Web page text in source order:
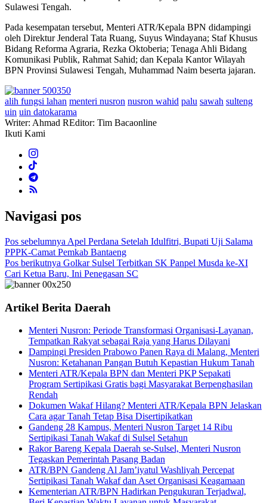
Sulawesi Tengah.
Pada kesempatan tersebut, Menteri ATR/Kepala BPN didampingi
oleh Direktur Jenderal Tata Ruang, Suyus Windayana; Staf Khusus
Bidang Reforma Agraria, Rezka Oktoberia; Tenaga Ahli Bidang
Komunikasi Publik, Rahmat Sahid; dan Kepala Kantor Wilayah
BPN Provinsi Sulawesi Tengah, Muhammad Naim beserta jajaran.
alih fungsi lahan menteri nusron nusron wahid palu sawah sulteng
uin uin datokarama
Writer: Ahmad REditor: Tim Bacaonline
Ikuti Kami
Navigasi pos
Pos sebelumnya Apel Perdana Setelah Idulfitri, Bupati Uji Salama
PPPK-Camat Pemkab Bantaeng
Pos berikutnya Golkar Sulsel Terbitkan SK Panpel Musda ke-XI
Cari Ketua Baru, Ini Penegasan SC
Artikel Berita Daerah
Menteri Nusron: Periode Transformasi Organisasi-Layanan,
Tempatkan Rakyat sebagai Raja yang Harus Dilayani
Dampingi Presiden Prabowo Panen Raya di Malang, Menteri
Nusron: Ketahanan Pangan Butuh Kepastian Hukum Tanah
Menteri ATR/Kepala BPN dan Menteri PKP Sepakati
Program Sertipikasi Gratis bagi Masyarakat Berpenghasilan
Rendah
Dokumen Wakaf Hilang? Menteri ATR/Kepala BPN Jelaskan
Cara agar Tanah Tetap Bisa Disertipikatkan
Gandeng 28 Kampus, Menteri Nusron Target 14 Ribu
Sertipikasi Tanah Wakaf di Sulsel Setahun
Rakor Bareng Kepala Daerah se-Sulsel, Menteri Nusron
Tegaskan Pemerintah Pasang Badan
ATR/BPN Gandeng Al Jam’iyatul Washliyah Percepat
Sertipikasi Tanah Wakaf dan Aset Organisasi Keagamaan
Kementerian ATR/BPN Hadirkan Pengukuran Terjadwal,